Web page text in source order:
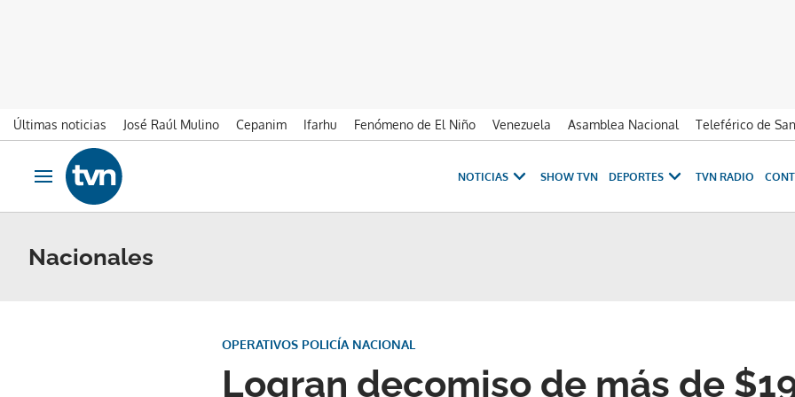
Últimas noticias José Raúl Mulino Cepanim Ifarhu Fenómeno de El Niño Venezuela Asamblea Nacional Teleférico de
Ir al contenido
Obrir navegació
NOTICIAS SHOW TVN DEPORTES TVN RADIO
Nacionales
Logran decomiso de más de
OPERATIVOS POLICÍA NACIONAL